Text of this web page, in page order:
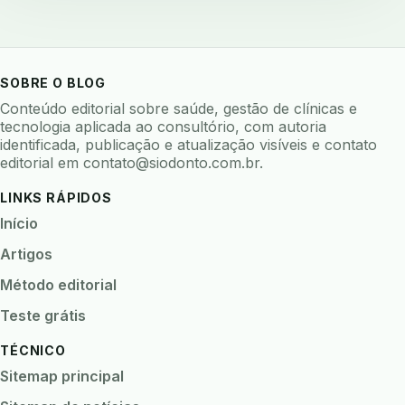
bioceramicos biocompatibilidade
biofeedback
biofilme linhas agua bioimpedancia
biomarcadores biomateriais biomecanica
biometria biometria clinica biometria facial
biopsia biopsia oral
biosseguranca clinica
biossensores
blockchain
SOBRE O BLOG
Conteúdo editorial sobre saúde, gestão de clínicas e
tecnologia aplicada ao consultório, com autoria
identificada, publicação e atualização visíveis e contato
editorial em contato@siodonto.com.br.
LINKS RÁPIDOS
Início
Artigos
Método editorial
Teste grátis
TÉCNICO
Sitemap principal